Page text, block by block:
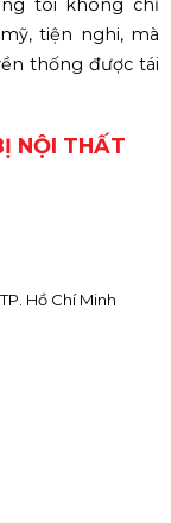
tôi không chỉ
tiện nghi, mà
thống được tái
NỘI THẤT
Hồ Chí Minh